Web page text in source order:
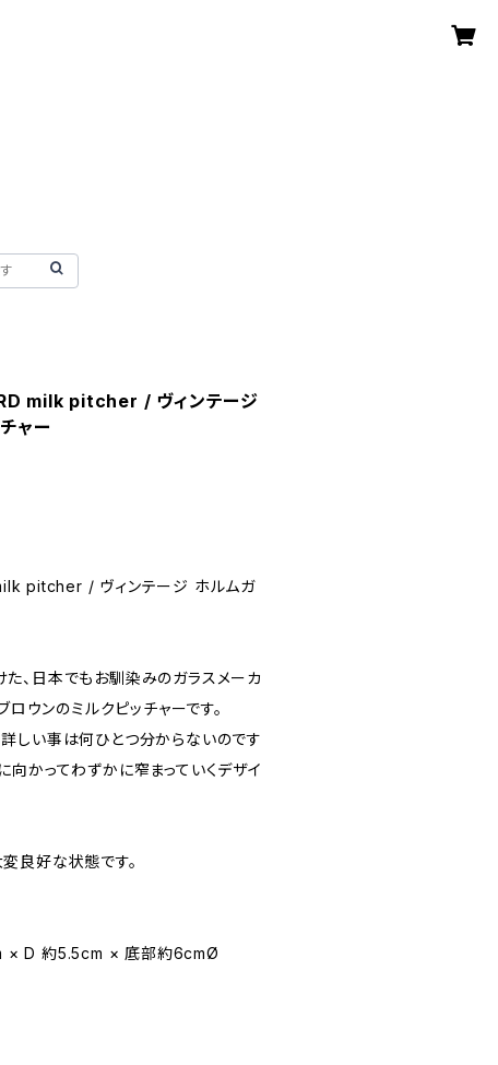
milk pitcher / ヴィンテージ
ャー
pitcher / ヴィンテージ ホルムガ
、日本でもお馴染みのガラスメーカ
ウンのミルクピッチャーです。
しい事は何ひとつ分からないのです
向かってわずかに窄まっていくデザイ
良好な状態です。
D 約5.5cm × 底部約6cmØ